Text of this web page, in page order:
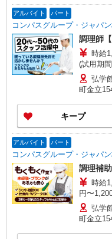
アルバイト パート
コンパスグループ・ジャパ
調理師
時給1,400円以
(試用期間2ヶ月) 残業が発生
分単位
弘学
町金立
キープ
アルバイト パート
コンパスグループ・ジャパ
調理補
時給1,040
円〜1,200円(
1,200円
が発生し
す。
弘学
町金立